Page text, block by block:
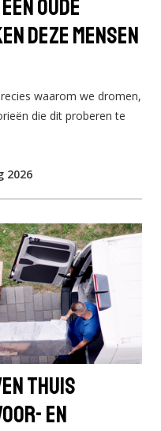
oude
deze mensen
waarom we dromen,
die dit proberen te
2026
thuis
en